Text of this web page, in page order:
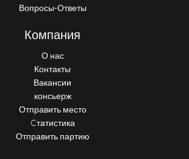
Вопросы-Ответы
Компания
О нас
Контакты
Вакансии
консьерж
Отправить место
Cтатистика
Отправить партию